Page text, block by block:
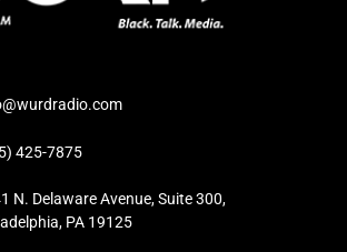
425-7875
N. Delaware Avenue, Suite 300,
PA 19125